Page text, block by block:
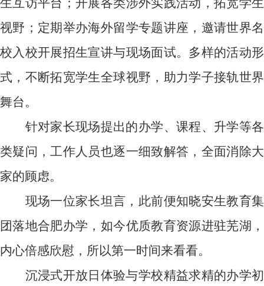
生互访平台；开展各类涉外实践活动，拓宽学生
视野；定期举办海外留学专题讲座，邀请世界名
校入校开展招生宣讲与现场面试。多样的活动形
式，不断拓宽学生全球视野，助力学子接轨世界
舞台。
针对家长现场提出的办学、课程、升学等各
类疑问，工作人员也逐一细致解答，全面消除大
家的顾虑。
现场一位家长坦言，此前便知晓安生教育集
团落地合肥办学，如今优质教育资源进驻芜湖，
内心倍感欣慰，所以第一时间来看看。
沉浸式开放日体验与学校精益求精的办学初